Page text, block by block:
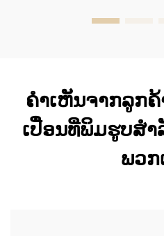
ຝ້າຍຝ້າຍຝ້າຍຝ້າຍຝ້າຍຝ້າຍຝ້າ
ຄຳເຫັນຈາກລູກ
ເປື່ອນທີ່ພິມຮູບສຳ
ພວກ